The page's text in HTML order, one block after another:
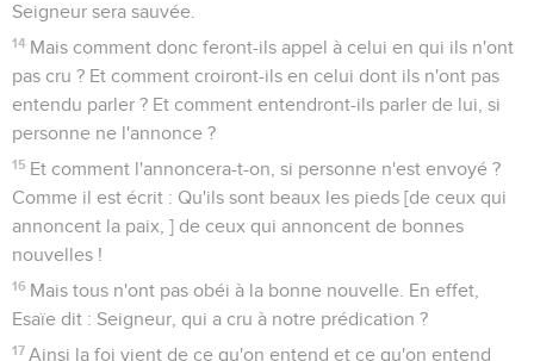
Seigneur sera sauvée.
14 Mais comment donc feront-ils appel à celui en qui ils n'ont
pas cru ? Et comment croiront-ils en celui dont ils n'ont pas
entendu parler ? Et comment entendront-ils parler de lui, si
personne ne l'annonce ?
15 Et comment l'annoncera-t-on, si personne n'est envoyé ?
Comme il est écrit : Qu'ils sont beaux les pieds [de ceux qui
annoncent la paix, ] de ceux qui annoncent de bonnes
nouvelles !
16 Mais tous n'ont pas obéi à la bonne nouvelle. En effet,
Esaïe dit : Seigneur, qui a cru à notre prédication ?
17 Ainsi la foi vient de ce qu'on entend et ce qu'on entend